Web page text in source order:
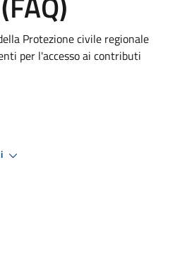
Protezione civile regionale
per l'accesso ai contributi